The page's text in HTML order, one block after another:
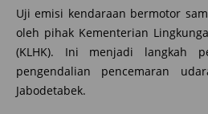
Uji emisi kendaraan bermotor
oleh pihak Kementerian
(KLHK). Ini menjadi langkah
pengendalian pencemaran
Jabodetabek.